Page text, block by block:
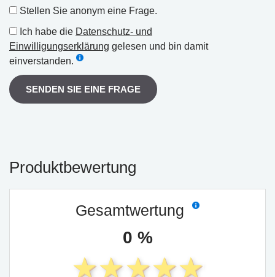
Stellen Sie anonym eine Frage.
Ich habe die Datenschutz- und
Einwilligungserklärung gelesen und bin damit
einverstanden.
SENDEN SIE EINE FRAGE
Produktbewertung
Gesamtwertung
0 %